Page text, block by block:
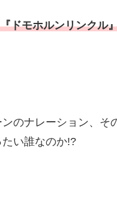
『ドモホルンリンクル
のナレーション、
い誰なのか!?